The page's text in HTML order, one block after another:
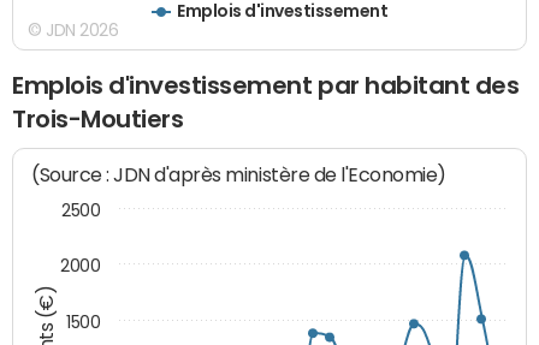
Emplois d'investissement
© JDN 2026
Emplois d'investissement par habitant des
Trois-Moutiers
(Source : JDN d'après ministère de l'Economie)
1500
2000
2500